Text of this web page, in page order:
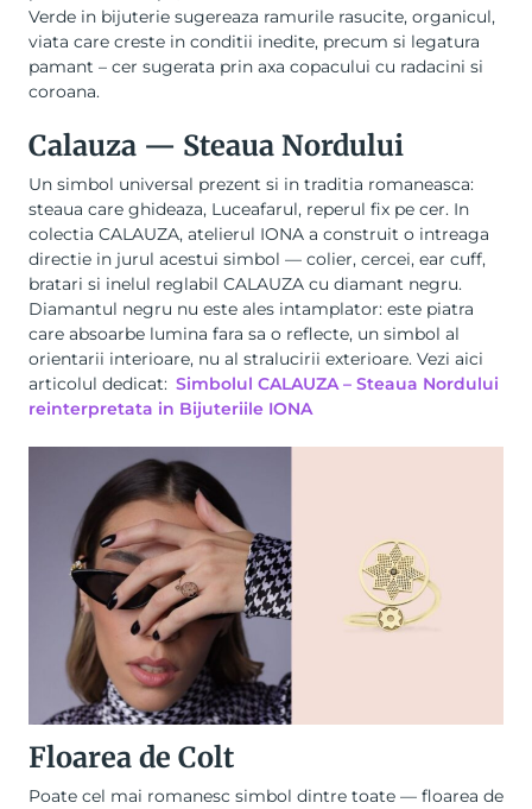
Verde in bijuterie sugereaza ramurile rasucite, organicul,
viata care creste in conditii inedite, precum si legatura
pamant – cer sugerata prin axa copacului cu radacini si
coroana.
Calauza — Steaua Nordului
Un simbol universal prezent si in traditia romaneasca:
steaua care ghideaza, Luceafarul, reperul fix pe cer. In
colectia CALAUZA, atelierul IONA a construit o intreaga
directie in jurul acestui simbol — colier, cercei, ear cuff,
bratari si inelul reglabil CALAUZA cu diamant negru.
Diamantul negru nu este ales intamplator: este piatra
care absoarbe lumina fara sa o reflecte, un simbol al
orientarii interioare, nu al stralucirii exterioare. Vezi aici
articolul dedicat: Simbolul CALAUZA – Steaua Nordului
reinterpretata in Bijuteriile IONA
Floarea de Colt
Poate cel mai romanesc simbol dintre toate — floarea de